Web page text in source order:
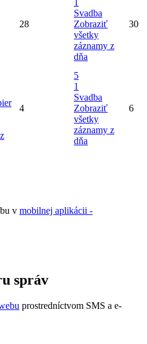
28
Svadba
Zobraziť
všetky
záznamy z
dňa
30
4
5
1
Svadba
Zobraziť
všetky
záznamy z
dňa
6
v mobilnej aplikácii -
správ
prostredníctvom SMS a e-